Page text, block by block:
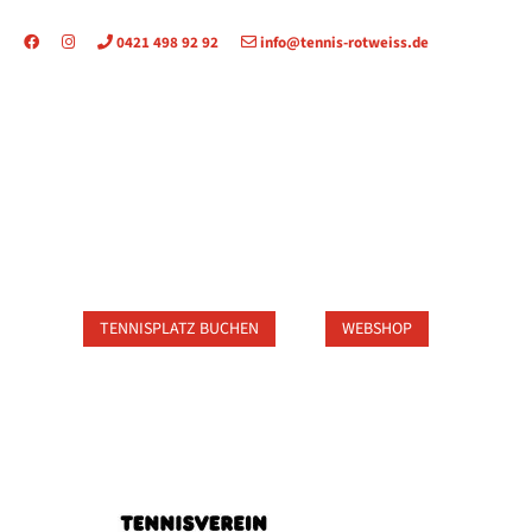
0421 498 92 92 info@tennis-rotweiss.de
TENNISPLATZ BUCHEN WEBSHOP